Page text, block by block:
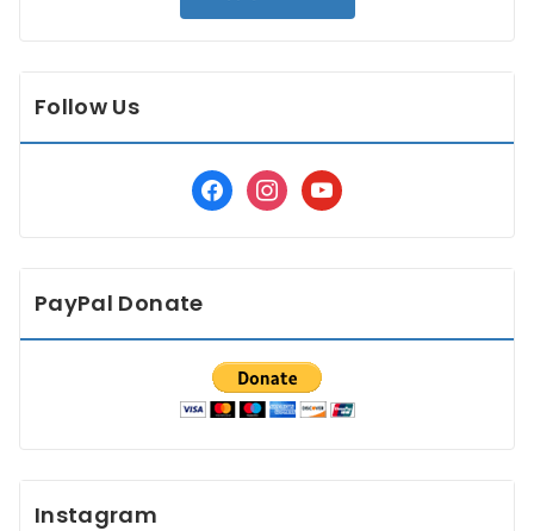
Follow Us
facebookinstagram
youtube
PayPal Donate
Instagram